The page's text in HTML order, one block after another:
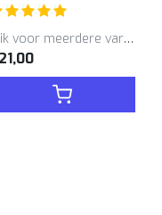
Klik voor meerdere varianten